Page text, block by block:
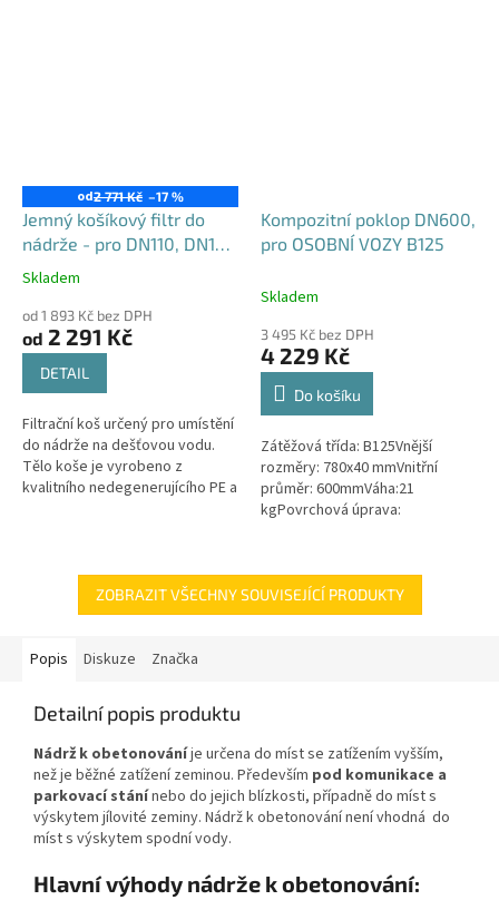
od2 771 Kč –17 %
Jemný košíkový filtr do
nádrže - pro DN110, DN125
i DN160
Průměrné
produktu
je
hvězdiček.
Skladem
od 1 893 Kč bez DPH
od 2 291 Kč
DETAIL
Filtrační koš určený pro umístění
do nádrže na dešťovou vodu.
Tělo koše je vyrobeno z
kvalitního nedegenerujícího PE a
Kompozitní poklop DN600,
pro OSOBNÍ VOZY B125
Skladem
3 495 Kč bez DPH
4 229 Kč
Do košíku
Zátěžová třída: B125Vnější
rozměry: 780x40 mmVnitřní
průměr: 600mmVáha:21
kgPovrchová úprava:
ZOBRAZIT VŠECHNY SOUVISEJÍCÍ PRODUKTY
Popis Diskuze Značka
Detailní popis produktu
Nádrž k obetonováníje určena do míst se zatížením vyšším,
než je běžné zatížení zeminou. Především pod komunikace a
parkovací stánínebo do jejich blízkosti, případně do míst s
výskytem jílovité zeminy. Nádrž k obetonování není vhodná do
míst s výskytem spodní vody.
Hlavní výhody nádrže k obetonování: